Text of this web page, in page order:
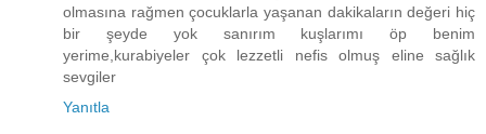
olmasına rağmen çocuklarla yaşanan dakikaların değeri hiç
bir şeyde yok sanırım kuşlarımı öp benim
yerime,kurabiyeler çok lezzetli nefis olmuş eline sağlık
sevgiler
Yanıtla